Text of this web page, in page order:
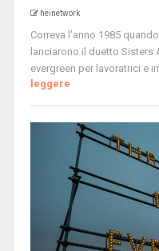
heinetwork
Correva l'anno 1985
lanciarono il duetto Sisters
evergreen per lavoratrici e
leggere